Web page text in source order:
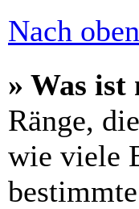
Nach oben
» Was
Ränge,
wie viele